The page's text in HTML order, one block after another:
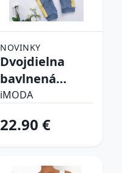
NOVINKY
Dvojdielna
bavlnená
súprava
iMODA
22.90 €